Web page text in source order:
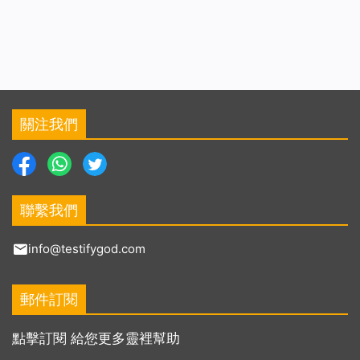
關注我們
聯繫我們
info@testifygod.com
郵件訂閱
點擊訂閱 給您更多靈裡幫助